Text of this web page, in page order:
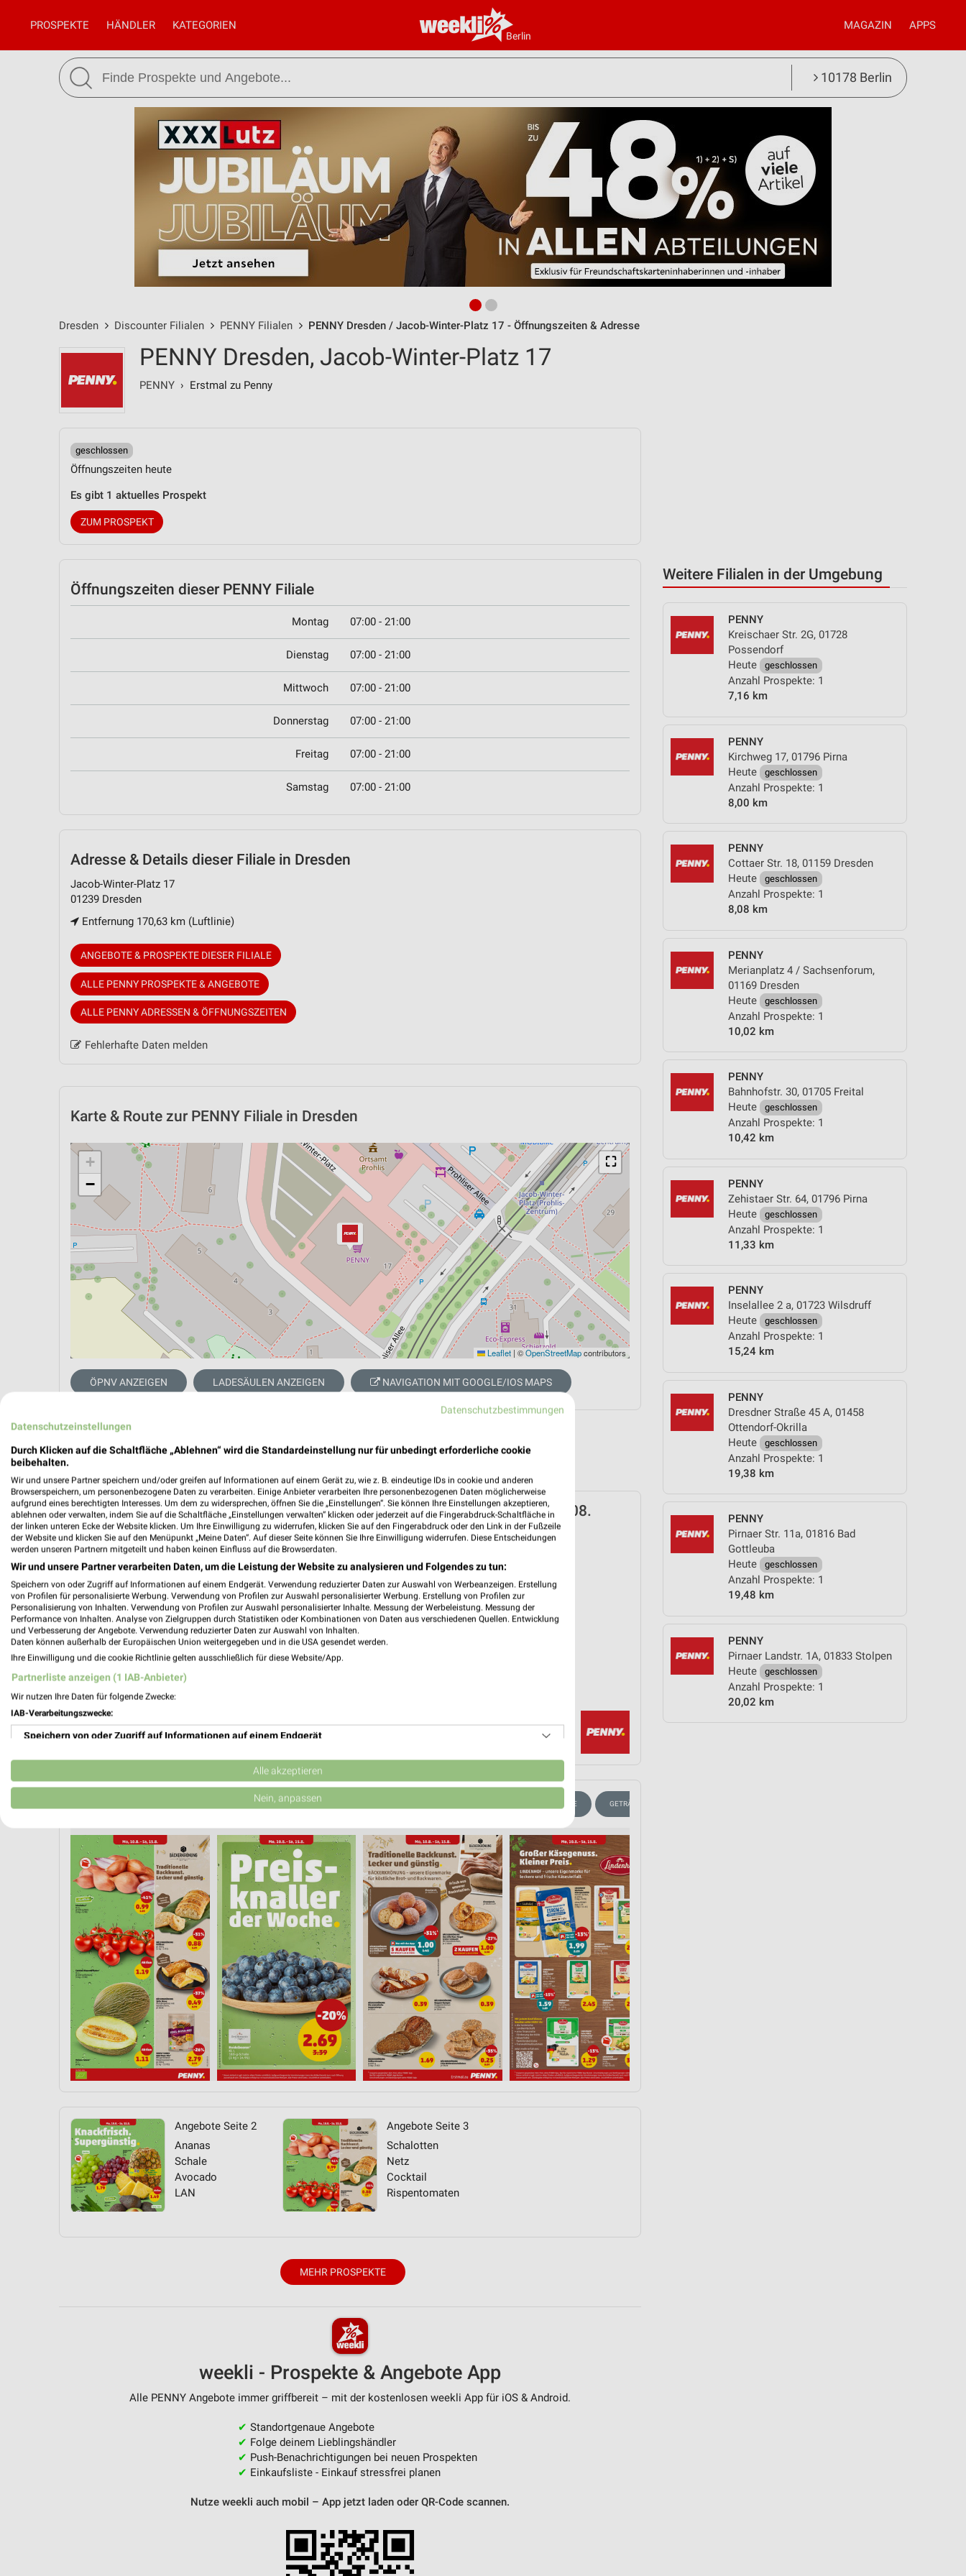
Berlin
PROSPEKTE HÄNDLER KATEGORIEN MAGAZIN APPS
10178 Berlin
Dresden Discounter Filialen PENNY Filialen PENNY Dresden / Jacob-Winter-Platz 17 - Öffnungszeiten & Adresse
Weitere Filialen in der Umgebung
PENNY
Kreischaer Str. 2G, 01728
Possendorf
Heute
geschlossen
Anzahl Prospekte: 1
7,16 km
PENNY
Kirchweg 17, 01796 Pirna
Heute
geschlossen
Anzahl Prospekte: 1
8,00 km
PENNY
Cottaer Str. 18, 01159 Dresden
Heute
geschlossen
Anzahl Prospekte: 1
8,08 km
PENNY
Merianplatz 4 / Sachsenforum,
01169 Dresden
Heute
geschlossen
Anzahl Prospekte: 1
10,02 km
PENNY
Bahnhofstr. 30, 01705 Freital
Heute
geschlossen
Anzahl Prospekte: 1
10,42 km
PENNY
Zehistaer Str. 64, 01796 Pirna
Heute
geschlossen
Anzahl Prospekte: 1
11,33 km
PENNY
Inselallee 2 a, 01723 Wilsdruff
Heute
geschlossen
Anzahl Prospekte: 1
15,24 km
PENNY
Dresdner Straße 45 A, 01458
Ottendorf-Okrilla
Heute
geschlossen
Anzahl Prospekte: 1
19,38 km
PENNY
Pirnaer Str. 11a, 01816 Bad
Gottleuba
Heute
geschlossen
Anzahl Prospekte: 1
19,48 km
PENNY
Pirnaer Landstr. 1A, 01833 Stolpen
Heute
geschlossen
Anzahl Prospekte: 1
20,02 km
PENNY Dresden, Jacob-Winter-Platz 17
PENNY › Erstmal zu Penny
geschlossen
Öffnungszeiten heute
Es gibt 1 aktuelles Prospekt
ZUM PROSPEKT
Öffnungszeiten dieser PENNY Filiale
Montag 07:00 - 21:00
Dienstag 07:00 - 21:00
Mittwoch 07:00 - 21:00
Donnerstag 07:00 - 21:00
Freitag 07:00 - 21:00
Samstag 07:00 - 21:00
Adresse & Details dieser Filiale in Dresden
Jacob-Winter-Platz 17
01239 Dresden
Entfernung 170,63 km (Luftlinie)
ANGEBOTE & PROSPEKTE DIESER FILIALE
ALLE PENNY PROSPEKTE & ANGEBOTE
ALLE PENNY ADRESSEN & ÖFFNUNGSZEITEN
Fehlerhafte Daten melden
Karte & Route zur PENNY Filiale in Dresden
⛶
+
−
Leaflet | ©OpenStreetMapcontributors
ÖPNV ANZEIGEN LADESÄULEN ANZEIGEN NAVIGATION MIT GOOGLE/IOS MAPS
Anzahl Prospekte: 1
❯
PENNY Prospekt für Dresden ab Mo. den 10.08.
Gültig von 10. Aug. bis 15. Aug.
PROSPEKT BLÄTTERN
ANGEBOTE AB DONNERSTAG VEGANE ANGEBOTE WELLNESS FÜR ZUHAUSE GETRÄNKE
Angebote Seite 2
Ananas
Schale
Avocado
LAN
Angebote Seite 3
Schalotten
Netz
Cocktail
Rispentomaten
MEHR PROSPEKTE
weekli - Prospekte & Angebote App
Alle PENNY Angebote immer griffbereit – mit der kostenlosen weekli App für iOS & Android.
✔ Standortgenaue Angebote
✔ Folge deinem Lieblingshändler
✔ Push-Benachrichtigungen bei neuen Prospekten
✔ Einkaufsliste - Einkauf stressfrei planen
Nutze weekli auch mobil – App jetzt laden oder QR-Code scannen.
Datenschutzbestimmungen
Datenschutzeinstellungen
Durch Klicken auf die Schaltfläche „Ablehnen“ wird die Standardeinstellung nur für unbedingt erforderliche cookie
beibehalten.
Wir und unsere Partner speichern und/oder greifen auf Informationen auf einem Gerät zu, wie z. B. eindeutige IDs in cookie und anderen
Browserspeichern, um personenbezogene Daten zu verarbeiten. Einige Anbieter verarbeiten Ihre personenbezogenen Daten möglicherweise
aufgrund eines berechtigten Interesses. Um dem zu widersprechen, öffnen Sie die „Einstellungen“. Sie können Ihre Einstellungen akzeptieren,
ablehnen oder verwalten, indem Sie auf die Schaltfläche „Einstellungen verwalten“ klicken oder jederzeit auf die Fingerabdruck-Schaltfläche in
der linken unteren Ecke der Website klicken. Um Ihre Einwilligung zu widerrufen, klicken Sie auf den Fingerabdruck oder den Link in der Fußzeile
der Website und klicken Sie auf den Menüpunkt „Meine Daten“. Auf dieser Seite können Sie Ihre Einwilligung widerrufen. Diese Entscheidungen
werden unseren Partnern mitgeteilt und haben keinen Einfluss auf die Browserdaten.
Wir und unsere Partner verarbeiten Daten, um die Leistung der Website zu analysieren und Folgendes zu tun:
Speichern von oder Zugriff auf Informationen auf einem Endgerät. Verwendung reduzierter Daten zur Auswahl von Werbeanzeigen. Erstellung
von Profilen für personalisierte Werbung. Verwendung von Profilen zur Auswahl personalisierter Werbung. Erstellung von Profilen zur
Personalisierung von Inhalten. Verwendung von Profilen zur Auswahl personalisierter Inhalte. Messung der Werbeleistung. Messung der
Performance von Inhalten. Analyse von Zielgruppen durch Statistiken oder Kombinationen von Daten aus verschiedenen Quellen. Entwicklung
und Verbesserung der Angebote. Verwendung reduzierter Daten zur Auswahl von Inhalten.
Daten können außerhalb der Europäischen Union weitergegeben und in die USA gesendet werden.
Ihre Einwilligung und die cookie Richtlinie gelten ausschließlich für diese Website/App.
Partnerliste anzeigen (1 IAB-Anbieter)
Wir nutzen Ihre Daten für folgende Zwecke:
IAB-Verarbeitungszwecke:
Speichern von oder Zugriff auf Informationen auf einem Endgerät
Verwendung reduzierter Daten zur Auswahl von Werbeanzeigen
Erstellung von Profilen für personalisierte Werbung
Erstellung von Profilen zur Personalisierung von Inhalten
Verwendung von Profilen zur Auswahl personalisierter Inhalte
Messung der Werbeleistung
Messung der Performance von Inhalten
Analyse von Zielgruppen durch Statistiken oder Kombinationen von Daten aus verschiedenen
Entwicklung und Verbesserung der Angebote
Verwendung reduzierter Daten zur Auswahl von Inhalten
IAB-Besonderheiten:
Geräte anhand von aktiv angeforderten Informationen identifizieren
Nicht-IAB-Verarbeitungszwecke:
Notwendig
Performance
Alle akzeptieren
Nein, anpassen